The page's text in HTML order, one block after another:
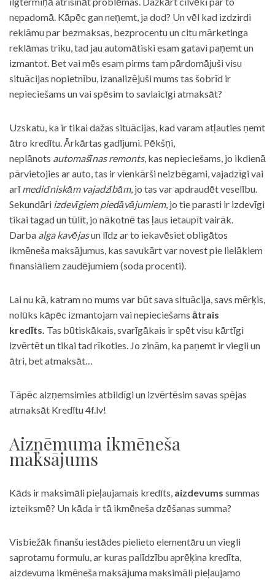
nepadomā. Kāpēc gan neņemt, ja dod? Un vēl kad izdzirdi
reklāmu par bezmaksas, bezprocentu un citu mārketinga
reklāmas triku, tad jau automātiski esam gatavi paņemt un
izmantot. Bet vai mēs esam pirms tam pārdomājuši visu
situācijas nopietnību, izanalizējuši mums tas šobrīd ir
nepieciešams un vai spēsim to savlaicīgi atmaksāt?
Uzskatu, ka ir tikai dažas situācijas, kad varam atļauties ņemt
ātro kredītu. Ārkārtas gadījumi. Pēkšņi,
neplānots automašīnas remonts, kas nepieciešams, jo ikdienā
pārvietojies ar auto, tas ir vienkārši neizbēgami, vajadzīgi vai
arīmedicīniskām vajadzībām, jo tas var apdraudēt veselību.
Sekundāri izdevīgiem piedāvājumiem, jo tie parasti ir izdevīgi
tikai tagad un tūlīt, jo nākotnē tas ļaus ietaupīt vairāk.
Darba alga kavējasun līdz ar to iekavēsiet obligātos
ikmēneša maksājumus, kas savukārt var novest pie lielākiem
finansiāliem zaudējumiem (soda procenti).
Lai nu kā, katram no mums var būt sava situācija, savs mērķis,
nolūks kāpēc izmantojam vai nepieciešams ātrais
kredīts. Tas būtiskākais, svarīgākais ir spēt visu kārtīgi
izvērtēt un tikai tad rīkoties. Jo zinām, ka paņemt ir viegli un
ātri, bet atmaksāt…
Tāpēc aizņemsimies atbildīgi un izvērtēsim savas spējas
atmaksāt Kredītu 4f.lv!
Aizņēmuma ikmēneša
maksājums
Kāds ir maksimāli pieļaujamais kredīts, aizdevums summas
izteiksmē? Un kāda ir tā ikmēneša dzēšanas summa?
Visbiežāk finanšu iestādes pielieto elementāru un viegli
saprotamu formulu, ar kuras palīdzību aprēķina kredīta,
aizdevuma ikmēneša maksājuma maksimāli pieļaujamo